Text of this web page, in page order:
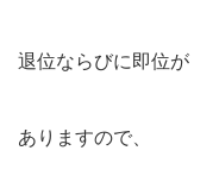
退位ならびに即位が
ありますので、